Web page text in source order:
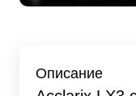
Описание